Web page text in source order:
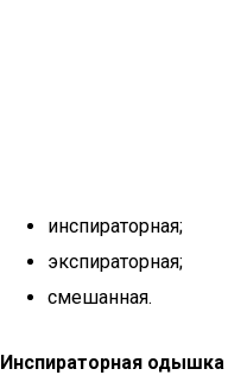
инспираторная;
экспираторная;
смешанная.
Инспираторная одышка